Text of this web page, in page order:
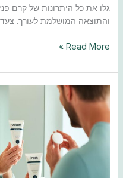
גלו את כל היתרונות של קרם
והתוצאה המושלמת לעורך. צעד
Read More »
מדריך:
קרם
המוצרים